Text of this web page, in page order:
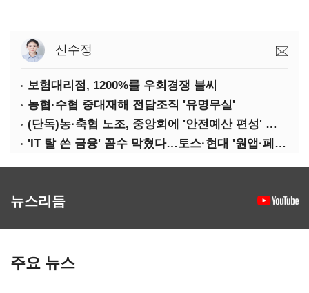
신수정
보험대리점, 1200%룰 우회경쟁 불씨
농협·수협 중대재해 전담조직 '유명무실'
(단독)농·축협 노조, 중앙회에 '안전예산 편성' 요구
'IT 탈 쓴 금융' 꼼수 막혔다…토스·현대 '원앱·페이' 전략 수정 불가피
뉴스리듬
주요 뉴스